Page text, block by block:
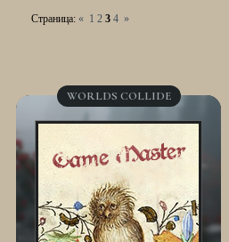
Страница: « 1 2 3 4 »
WORLDS COLLIDE